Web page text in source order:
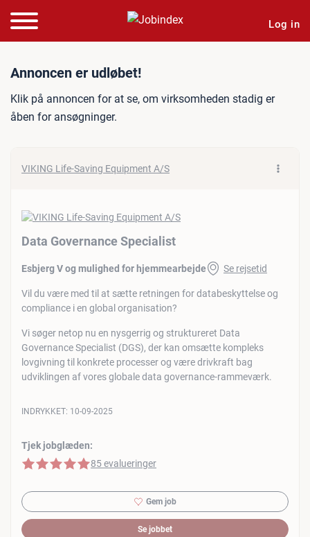
Log in
Jobannonce: Data
Annoncen er udløbet!
Klik på annoncen for at se, om virksomheden stadig er
åben for ansøgninger.
VIKING Life-Saving Equipment A/S
Data Governance Specialist
Esbjerg V og mulighed for hjemmearbejde Se rejsetid
Vil du være med til at sætte retningen for databeskyttelse og
compliance i en global organisation?
Vi søger netop nu en nysgerrig og struktureret Data
Governance Specialist (DGS), der kan omsætte kompleks
lovgivning til konkrete processer og være drivkraft bag
udviklingen af vores globale data governance-rammeværk.
Tjek jobglæden:
5 af 5 stjerner
85 evalueringer
INDRYKKET: 10-09-2025
Gem job
Se jobbet